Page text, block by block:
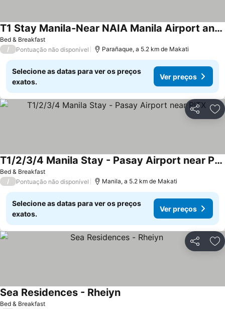
Bed & Breakfast
T1 Stay Manila-Near NAIA Manila Airport and PITX
/ Pontuação não disponível Parañaque, a 5.2 km de Makati
Selecione as datas para ver os preços
exatos.
Ver preços
Partilhar
Bed & Breakfast
T1/2/3/4 Manila Stay - Pasay Airport near PITX
/ Pontuação não disponível Manila, a 5.2 km de Makati
Selecione as datas para ver os preços
exatos.
Ver preços
Partilhar
Bed & Breakfast
Sea Residences - Rheiyn